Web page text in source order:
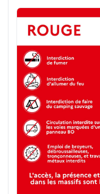
samariennes. Plusieurs infractions ont été relevées.
Cette opération vise
res...